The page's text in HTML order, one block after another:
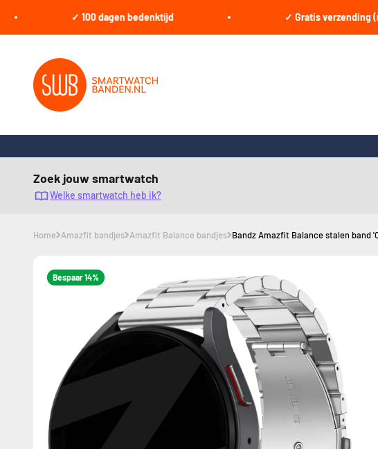
✓ 100 dagen bedenktijd ✓ Gratis verzending (met
smartwatchbanden.nl
Zoek jouw smartwatch
Welke smartwatch heb ik?
Home Amazfit bandjes Amazfit Balance bandjes Bandz Amazfit Balance stalen band
Bespaar 14%